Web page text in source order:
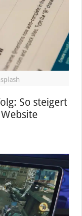
So steigert